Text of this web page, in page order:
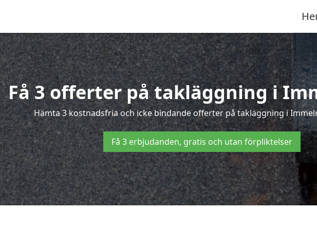
Få 3 offerter på takläggning i
Hämta 3 kostnadsfria och icke bindande offerter på takläggning i
Få 3 erbjudanden, gratis och utan förpliktelser